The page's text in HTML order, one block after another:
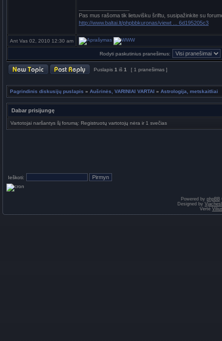
Pas mus rašoma tik lietuvišku šriftu, susipažinkite su
http://www.baltai.lt/phpbbkuronas/viewt ... 6d195205c3
Ant Vas 02, 2010 12:30 am
Rodyti paskutinius pranešimus:
Puslapis 1 iš 1 [ 1 pranešimas ]
Pagrindinis diskusijų puslapis » Aušrinės, VARINIAI VARTAI » Astrologija, metskaitliai
Dabar prisijungę
Vartotojai naršantys šį forumą: Registruotų vartotojų nėra ir 1 svečias
Ieškoti:
Powered by phpBB
Designed by
Vertė